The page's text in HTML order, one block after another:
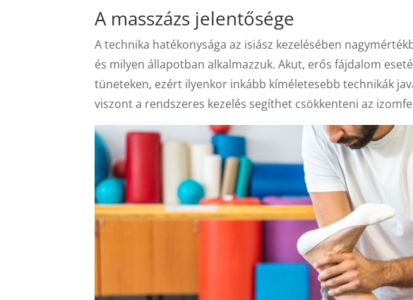
A masszázs jelentősége
A technika hatékonysága az isiász kezelésében
és milyen állapotban alkalmazzuk. Akut, erős fájdalom
tüneteken, ezért ilyenkor inkább kíméletesebb technikák
viszont a rendszeres kezelés segíthet csökkenteni az